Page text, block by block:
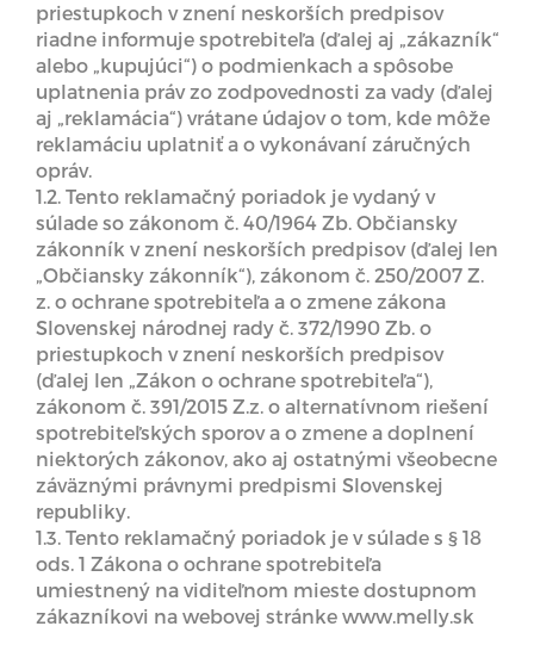
priestupkoch v znení neskorších predpisov
riadne informuje spotrebiteľa (ďalej aj „zákazník“
alebo „kupujúci“) o podmienkach a spôsobe
uplatnenia práv zo zodpovednosti za vady (ďalej
aj „reklamácia“) vrátane údajov o tom, kde môže
reklamáciu uplatniť a o vykonávaní záručných
opráv.
1.2. Tento reklamačný poriadok je vydaný v
súlade so zákonom č. 40/1964 Zb. Občiansky
zákonník v znení neskorších predpisov (ďalej len
„Občiansky zákonník“), zákonom č. 250/2007 Z.
z. o ochrane spotrebiteľa a o zmene zákona
Slovenskej národnej rady č. 372/1990 Zb. o
priestupkoch v znení neskorších predpisov
(ďalej len „Zákon o ochrane spotrebiteľa“),
zákonom č. 391/2015 Z.z. o alternatívnom riešení
spotrebiteľských sporov a o zmene a doplnení
niektorých zákonov, ako aj ostatnými všeobecne
záväznými právnymi predpismi Slovenskej
republiky.
1.3. Tento reklamačný poriadok je v súlade s § 18
ods. 1 Zákona o ochrane spotrebiteľa
umiestnený na viditeľnom mieste dostupnom
zákazníkovi na webovej stránke www.melly.sk